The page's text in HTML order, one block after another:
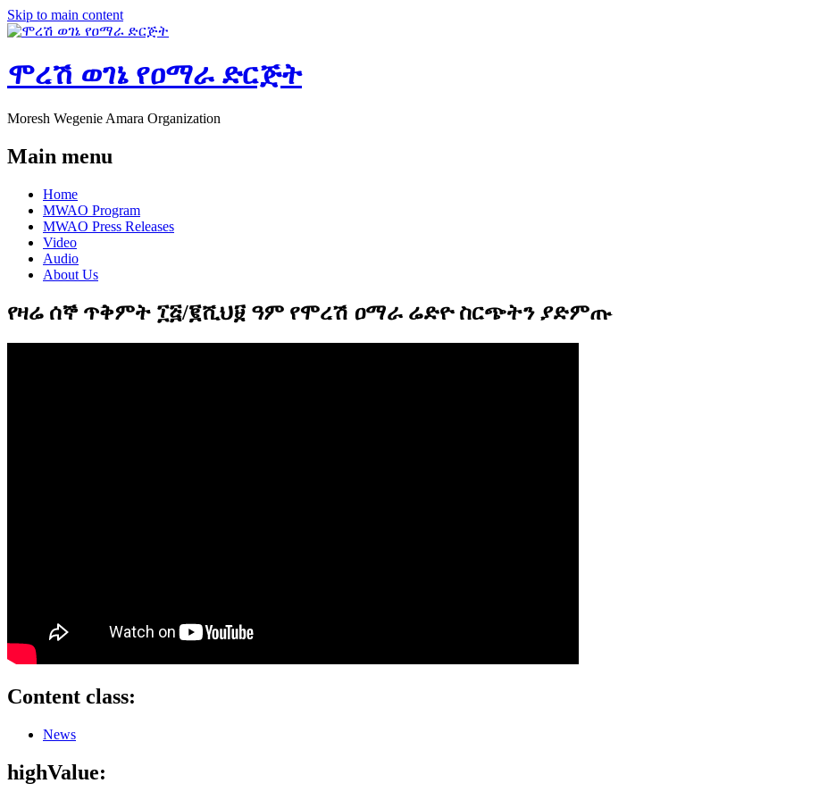
Skip to main content
ሞረሽ ወገኔ የዐማራ ድርጅት
Moresh Wegenie Amara Organization
Main menu
Home
MWAO Program
MWAO Press Releases
Video
Audio
About Us
የዛሬ ሰኞ ጥቅምት ፲፭/፪ሺህ፱ ዓም የሞረሽ ዐማራ ሬድዮ ስርጭትን ያድምጡ
Content class:
News
highValue: